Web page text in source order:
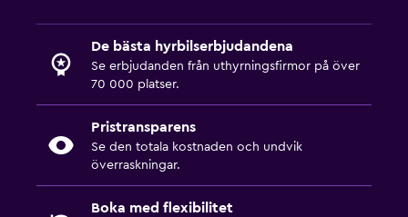
De bästa hyrbilserbjudandena
Se erbjudanden från uthyrningsfirmor på över
70 000 platser.
Pristransparens
Se den totala kostnaden och undvik
överraskningar.
Boka med flexibilitet